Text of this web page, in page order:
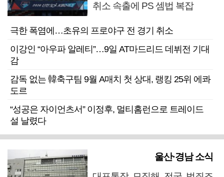
취소 속출에 PS 셈법 복잡
극한 폭염에…초유의 프로야구 전 경기 취소
이강인 “아우파 알레티”…9일 AT마드리드 데뷔전 기대
감
감독 없는 韓축구팀 9월 A매치 첫 상대, 랭킹 25위 에콰
도르
“성공은 자이언츠서” 이정후, 멀티홈런으로 트레이드
설 날렸다
울산·경남 소식